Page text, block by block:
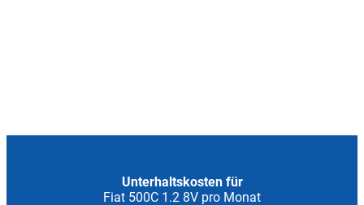
Unterhaltskosten für
Fiat 500C 1.2 8V pro Monat